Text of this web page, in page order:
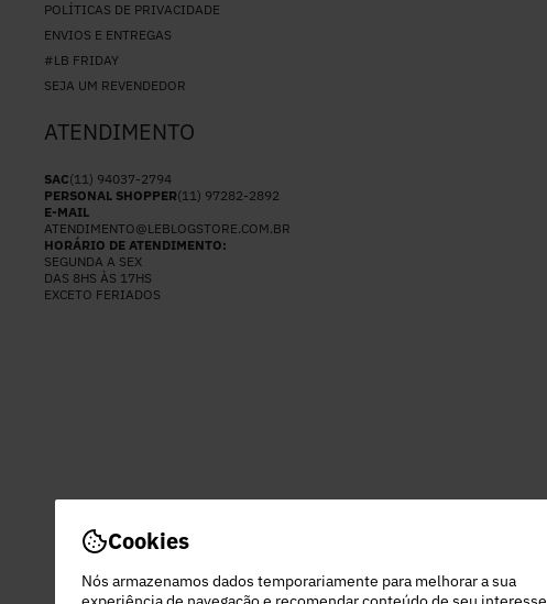
Cookies
Nós armazenamos dados temporariamente para melhorar a sua
POLÍTICAS DE PRIVACIDADE
ENVIOS E ENTREGAS
#LB FRIDAY
SEJA UM REVENDEDOR
ATENDIMENTO
SAC(11) 94037-2794
PERSONAL SHOPPER(11) 97282-2892
E-MAIL
ATENDIMENTO@LEBLOGSTORE.COM.BR
HORÁRIO DE ATENDIMENTO:
SEGUNDA A SEX
DAS 8HS ÀS 17HS
EXCETO FERIADOS